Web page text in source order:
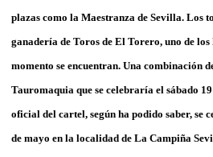
plazas como la Maestranza de Sevilla. Los
ganadería de Toros de El Torero, uno de
momento se encuentran. Una combinación
Tauromaquia que se celebraría el sábado
oficial del cartel, según ha podido saber, se
de mayo en la localidad de La Campiña